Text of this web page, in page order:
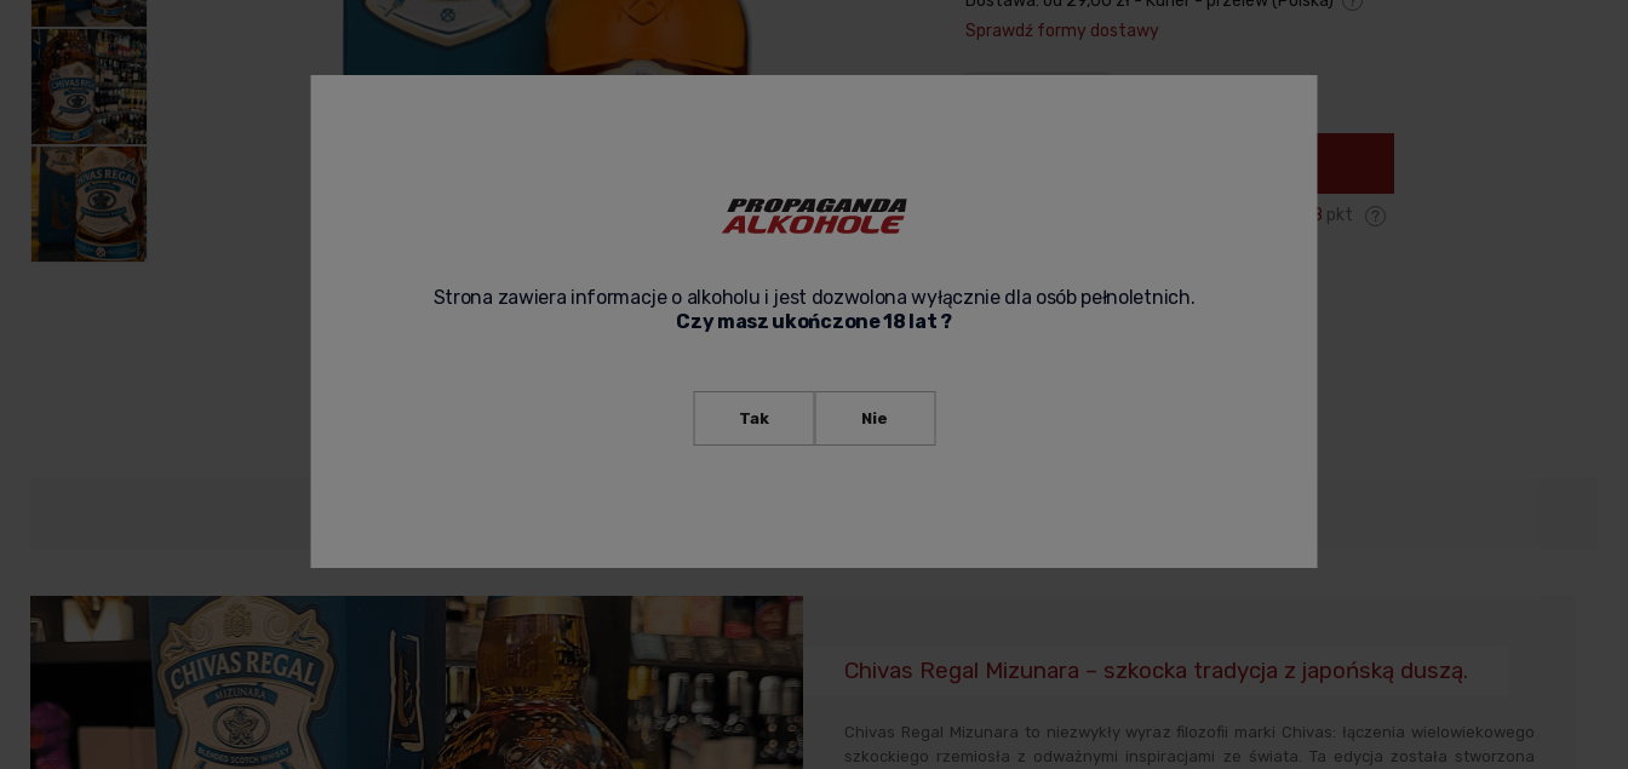
kosztów płatności
Sprawdź formy dostawy
478 pkt
Chivas Regal Mizunara – szkocka tradycja z japońską duszą.
Chivas Regal Mizunara to niezwykły wyraz filozofii marki Chivas: łączenia wielowiekowego
szkockiego rzemiosła z odważnymi inspiracjami ze świata. Ta edycja została stworzona
Strona zawiera informacje o alkoholu i jest dozwolona wyłącznie dla osób pełnoletnich.
Czy masz ukończone 18 lat ?
Tak Nie